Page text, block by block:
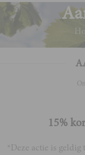
15%
*Deze actie is